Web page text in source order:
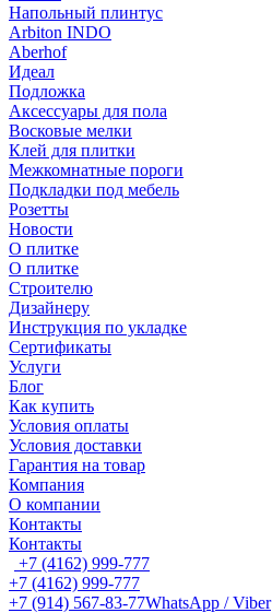
Напольный плинтус
Arbiton INDO
Aberhof
Идеал
Подложка
Аксессуары для пола
Восковые мелки
Клей для плитки
Межкомнатные пороги
Подкладки под мебель
Розетты
Новости
О плитке
О плитке
Строителю
Дизайнеру
Инструкция по укладке
Сертификаты
Услуги
Блог
Как купить
Условия оплаты
Условия доставки
Гарантия на товар
Компания
О компании
Контакты
Контакты
+7 (4162) 999-777
+7 (4162) 999-777
+7 (914) 567-83-77WhatsApp / Viber